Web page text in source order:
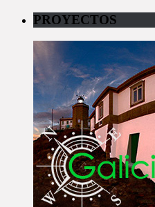
PROYECTOS